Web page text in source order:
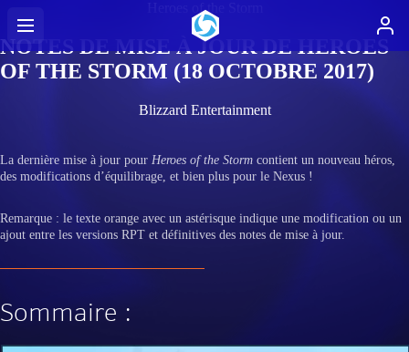
Heroes of the Storm
NOTES DE MISE À JOUR DE HEROES
OF THE STORM (18 OCTOBRE 2017)
Blizzard Entertainment
La dernière mise à jour pour Heroes of the Storm contient un nouveau héros,
des modifications d’équilibrage, et bien plus pour le Nexus !
Remarque : le texte orange avec un astérisque indique une modification ou un
ajout entre les versions RPT et définitives des notes de mise à jour.
Sommaire :